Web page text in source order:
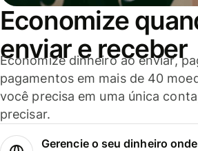
Economize
enviar e receber
Economize dinheiro ao enviar,
pagamentos em mais de 40
você precisa em uma única
precisar.
Gerencie o seu dinheiro